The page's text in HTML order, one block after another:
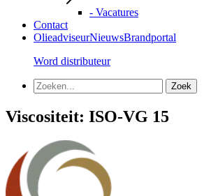
- Vacatures
Contact
OlieadviseurNieuwsBrandportal
Word distributeur
Viscositeit: ISO-VG 15